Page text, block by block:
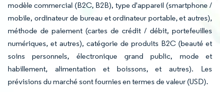
modèle commercial (B2C, B2B), type d'appareil (smartphone /
mobile, ordinateur de bureau et ordinateur portable, et autres),
méthode de paiement (cartes de crédit / débit, portefeuilles
numériques, et autres), catégorie de produits B2C (beauté et
soins personnels, électronique grand public, mode et
habillement, alimentation et boissons, et autres). Les
prévisions du marché sont fournies en termes de valeur (USD).